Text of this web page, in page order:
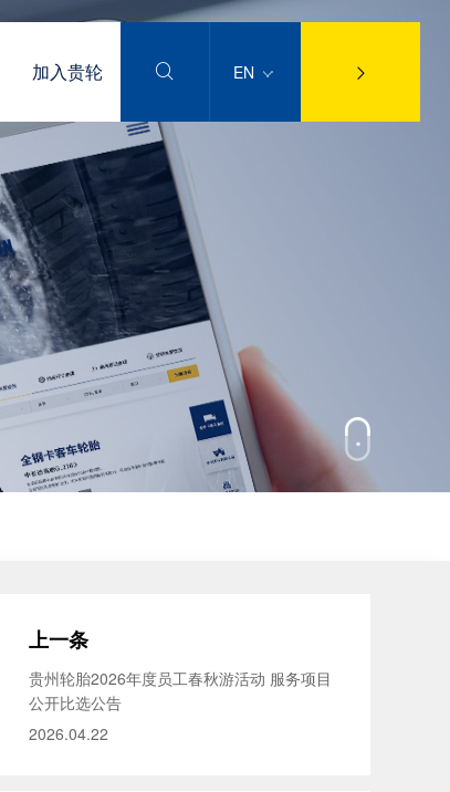
 EN 
加入贵轮
上一条
贵州轮胎2026年度员工春秋游活动 服务项目
公开比选公告
2026.04.22